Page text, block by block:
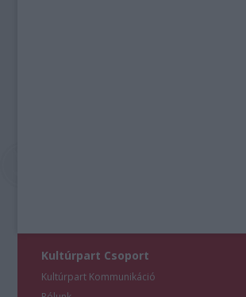
Kultúrpart Csoport
Kultúrpart Kommunikáció